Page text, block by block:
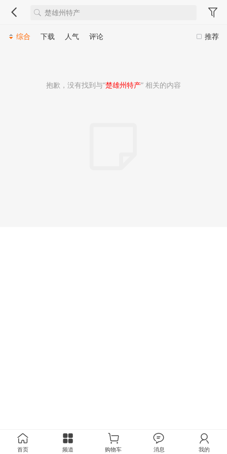
推荐
综合 下载 人气 评论
抱歉，没有找到与“楚雄州特产” 相关的内容
首页 频道 购物车 消息 我的